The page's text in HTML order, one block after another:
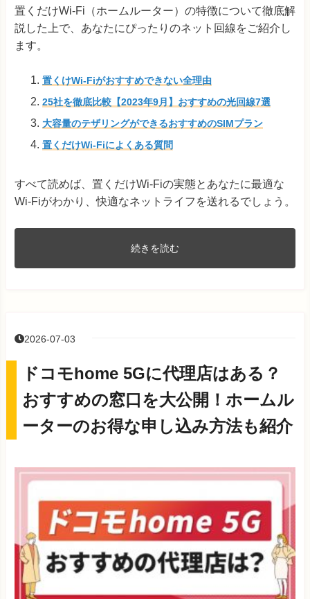
置くだけWi-Fi（ホームルーター）の特徴について徹底解
説した上で、あなたにぴったりのネット回線をご紹介し
ます。
置くけWi-Fiがおすすめできない全理由
25社を徹底比較【2023年9月】おすすめの光回線7選
大容量のテザリングができるおすすめのSIMプラン
置くだけWi-Fiによくある質問
すべて読めば、置くだけWi-Fiの実態とあなたに最適な
Wi-Fiがわかり、快適なネットライフを送れるでしょう。
続きを読む
2026-07-03
ドコモhome 5Gに代理店はある？
おすすめの窓口を大公開！ホームル
ーターのお得な申し込み方法も紹介